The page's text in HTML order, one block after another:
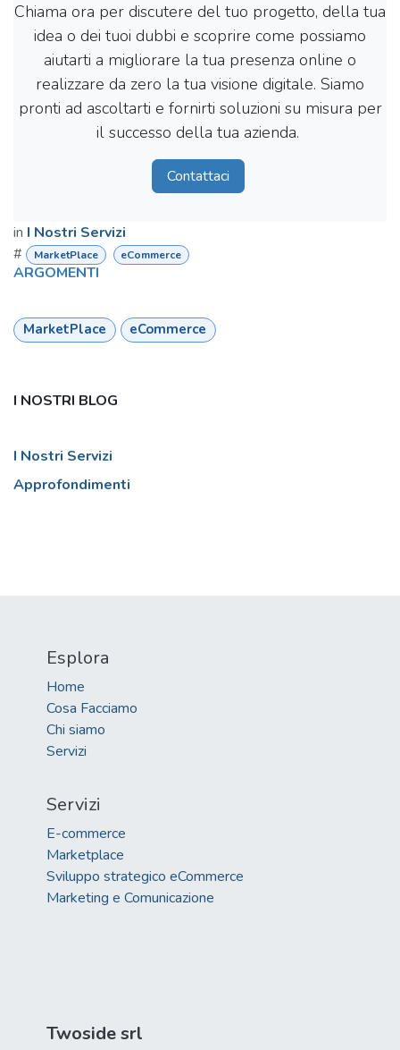
Chiama ora per discutere del tuo progetto, della tua
idea o dei tuoi dubbi e scoprire come possiamo
aiutarti a migliorare la tua presenza online o
realizzare da zero la tua visione digitale. Siamo
pronti ad ascoltarti e fornirti soluzioni su misura per
il successo della tua azienda.
Contattaci
in I Nostri Servizi
#
MarketPlace eCommerce
ARGOMENTI
MarketPlace eCommerce
I NOSTRI BLOG
I Nostri Servizi
Approfondimenti
Esplora
Home
Cosa Facciamo
Chi siamo
Servizi
Servizi
E-commerce
Marketplace
Sviluppo strategico eCommerce
Marketing e Comunicazione
Twoside srl